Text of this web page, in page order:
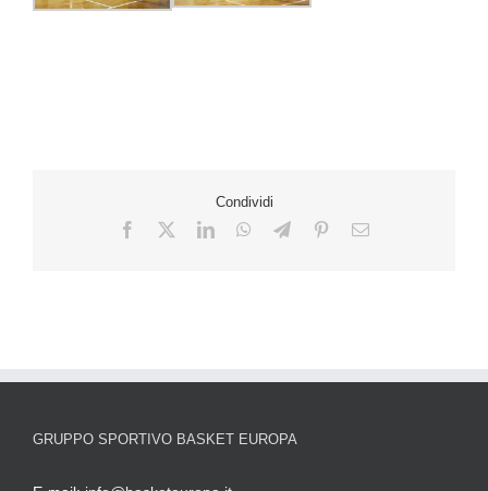
Condividi
GRUPPO SPORTIVO BASKET EUROPA